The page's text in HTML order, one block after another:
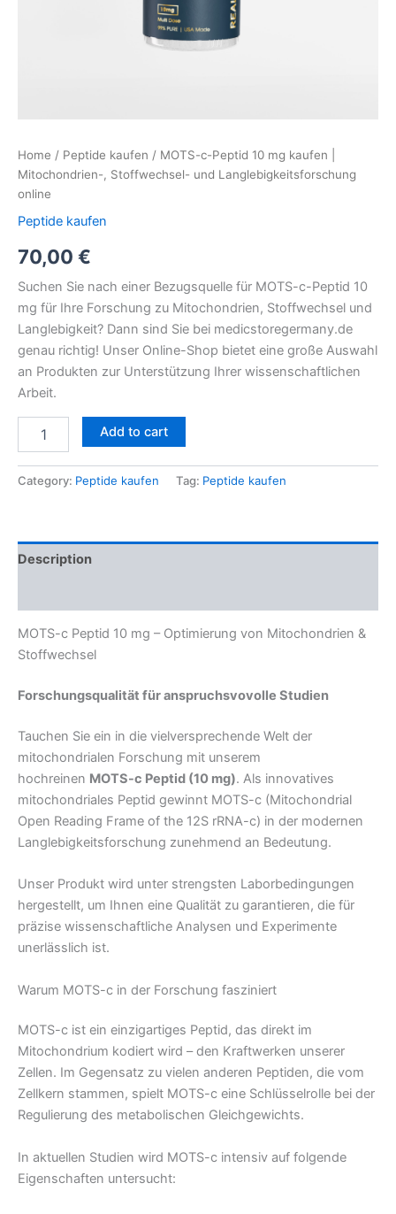
Home / Peptide kaufen / MOTS-c-Peptid 10 mg kaufen |
Mitochondrien-, Stoffwechsel- und Langlebigkeitsforschung
online
Peptide kaufen
70,00 €
Suchen Sie nach einer Bezugsquelle für MOTS-c-Peptid 10
mg für Ihre Forschung zu Mitochondrien, Stoffwechsel und
Langlebigkeit? Dann sind Sie bei medicstoregermany.de
genau richtig! Unser Online-Shop bietet eine große Auswahl
an Produkten zur Unterstützung Ihrer wissenschaftlichen
Arbeit.
Add to cart
Category: Peptide kaufen Tag: Peptide kaufen
Description
MOTS-c Peptid 10 mg – Optimierung von Mitochondrien &
Stoffwechsel
Forschungsqualität für anspruchsvovolle Studien
Tauchen Sie ein in die vielversprechende Welt der
mitochondrialen Forschung mit unserem
hochreinen MOTS-c Peptid (10 mg). Als innovatives
mitochondriales Peptid gewinnt MOTS-c (Mitochondrial
Open Reading Frame of the 12S rRNA-c) in der modernen
Langlebigkeitsforschung zunehmend an Bedeutung.
Unser Produkt wird unter strengsten Laborbedingungen
hergestellt, um Ihnen eine Qualität zu garantieren, die für
präzise wissenschaftliche Analysen und Experimente
unerlässlich ist.
Warum MOTS-c in der Forschung fasziniert
MOTS-c ist ein einzigartiges Peptid, das direkt im
Mitochondrium kodiert wird – den Kraftwerken unserer
Zellen. Im Gegensatz zu vielen anderen Peptiden, die vom
Zellkern stammen, spielt MOTS-c eine Schlüsselrolle bei der
Regulierung des metabolischen Gleichgewichts.
In aktuellen Studien wird MOTS-c intensiv auf folgende
Eigenschaften untersucht: